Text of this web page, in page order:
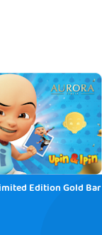
Edition Gold Bar